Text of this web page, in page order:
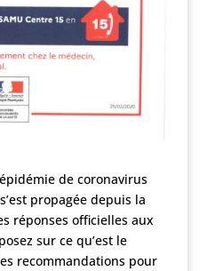
de coronavirus
propagée depuis la
réponses officielles aux
sur ce qu’est le
recommandations pour